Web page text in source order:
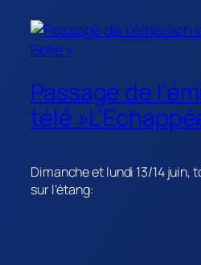
Passage de
télé
Dimanche et lundi 13/14 juin,
sur l’étang: